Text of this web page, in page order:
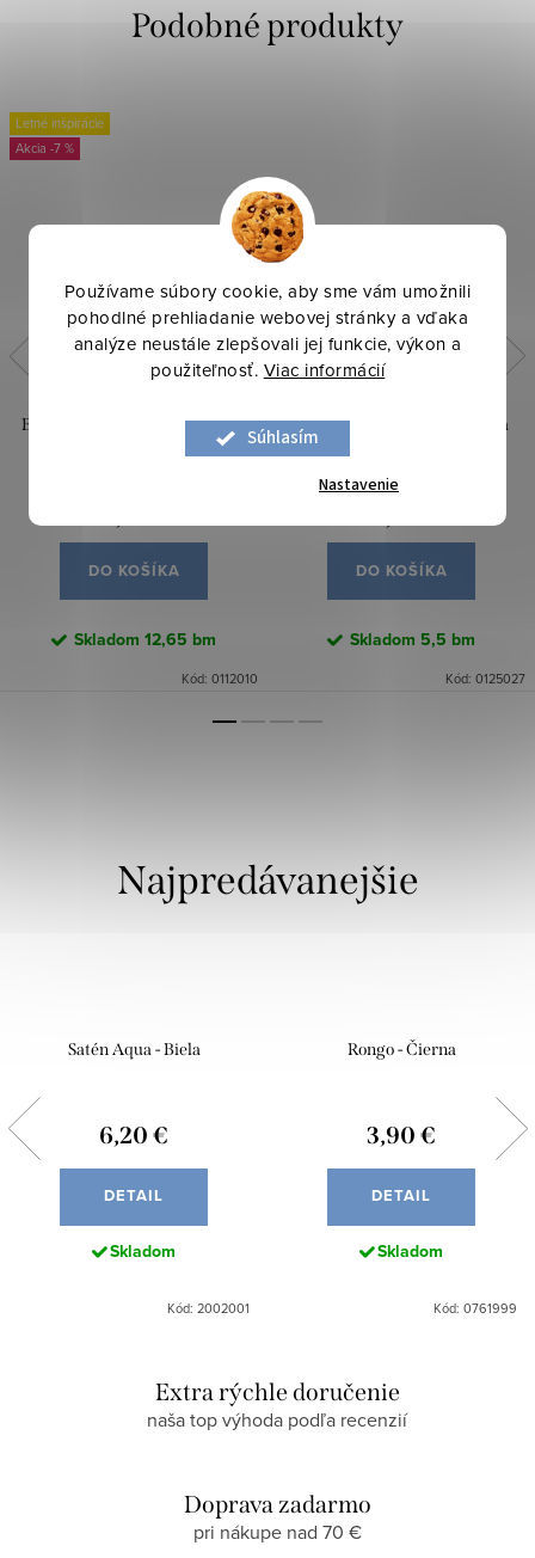
Používame súbory cookie, aby sme vám umožnili
pohodlné prehliadanie webovej stránky a vďaka
analýze neustále zlepšovali jej funkcie, výkon a
použiteľnosť. Viac informácií
Súhlasím
Nastavenie
Letné inšpirácie
-7 %
Bavlna popelín - Prúžok modrá
DO KOŠÍKA
Skladom 12,65 bm
Kód: 0112010
Bavlna režná - Pivónia ružová
DO KOŠÍKA
Skladom 5,5 bm
Kód: 0125027
Najpredávanejšie
Satén Aqua - Biela
6,20 €
DETAIL
Skladom
Kód: 2002001
Rongo - Čierna
3,90 €
DETAIL
Skladom
Kód: 0761999
Extra rýchle doručenie
naša top výhoda podľa recenzií
Doprava zadarmo
pri nákupe nad 70 €